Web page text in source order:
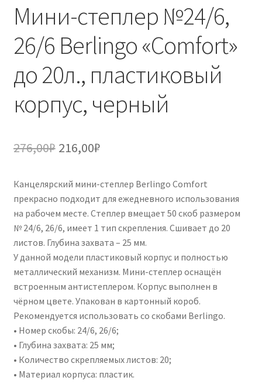
Мини-степлер №24/6,
26/6 Berlingo «Comfort»
до 20л., пластиковый
корпус, черный
276,00₽ Первоначальная
составляла
276,00₽.
216,00₽Текущая
216,00₽.
Канцелярский мини-степлер Berlingo Comfort
прекрасно подходит для ежедневного использования
на рабочем месте. Степлер вмещает 50 скоб размером
№ 24/6, 26/6, имеет 1 тип скрепления. Сшивает до 20
листов. Глубина захвата – 25 мм.
У данной модели пластиковый корпус и полностью
металлический механизм. Мини-степлер оснащён
встроенным антистеплером. Корпус выполнен в
чёрном цвете. Упакован в картонный короб.
Рекомендуется использовать со скобами Berlingo.
• Номер скобы: 24/6, 26/6;
• Глубина захвата: 25 мм;
• Количество скрепляемых листов: 20;
• Материал корпуса: пластик.